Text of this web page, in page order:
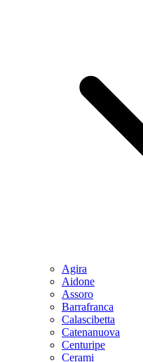
Agira
Aidone
Assoro
Barrafranca
Calascibetta
Catenanuova
Centuripe
Cerami